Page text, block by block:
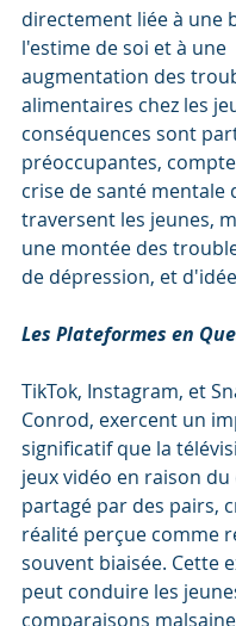
directement liée à une
l'estime de soi et à une
augmentation des
alimentaires chez les
conséquences sont
préoccupantes,
crise de santé mentale
traversent les jeunes,
une montée des
de dépression, et
Les Plateformes en
TikTok, Instagram, et
Conrod, exercent un
significatif que la
jeux vidéo en raison
partagé par des pairs,
réalité perçue comme
souvent biaisée. Cette
peut conduire les
comparaisons